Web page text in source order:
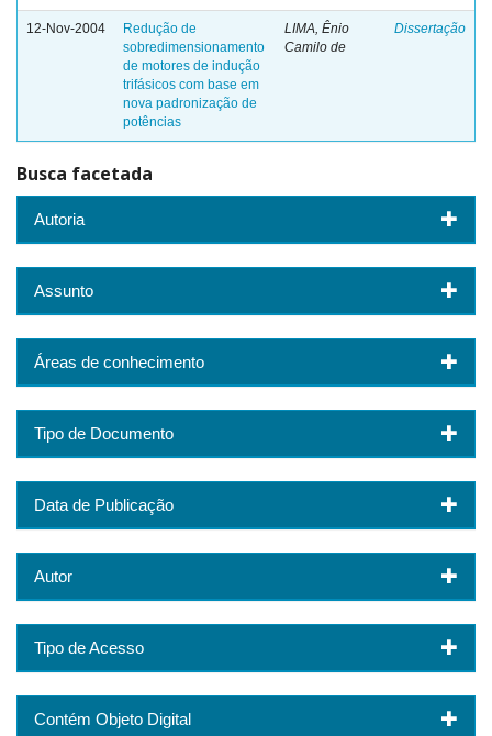
12-Nov-2004
Redução de
sobredimensionamento
de motores de indução
trifásicos com base em
nova padronização de
potências
LIMA, Ênio
Camilo de
Dissertação
Busca facetada
Autoria
Assunto
Áreas de conhecimento
Tipo de Documento
Data de Publicação
Autor
Tipo de Acesso
Contém Objeto Digital